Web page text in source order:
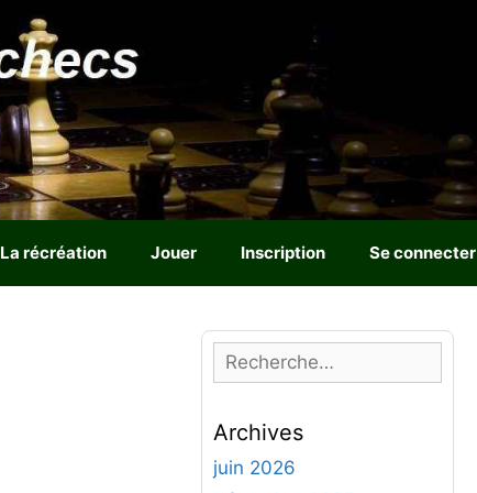
La récréation Jouer Inscription Se connecter
e
h
e
Archives
juin 2026